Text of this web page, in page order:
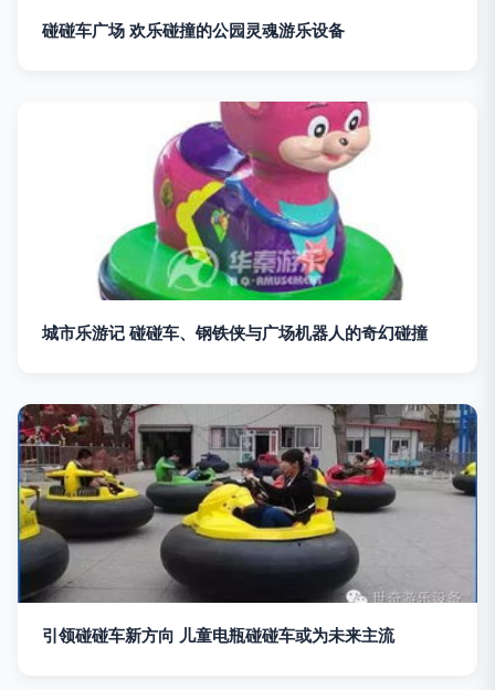
碰碰车广场 欢乐碰撞的公园灵魂游乐设备
城市乐游记 碰碰车、钢铁侠与广场机器人的奇幻碰撞
引领碰碰车新方向 儿童电瓶碰碰车或为未来主流